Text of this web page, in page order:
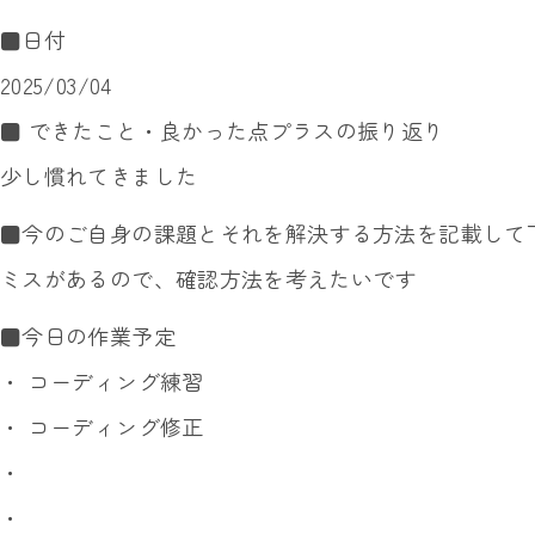
■日付
2025/03/04
■ できたこと・良かった点プラスの振り返り
少し慣れてきました
■今のご自身の課題とそれを解決する方法を記載して
ミスがあるので、確認方法を考えたいです
■今日の作業予定
・ コーディング練習
・ コーディング修正
・
・